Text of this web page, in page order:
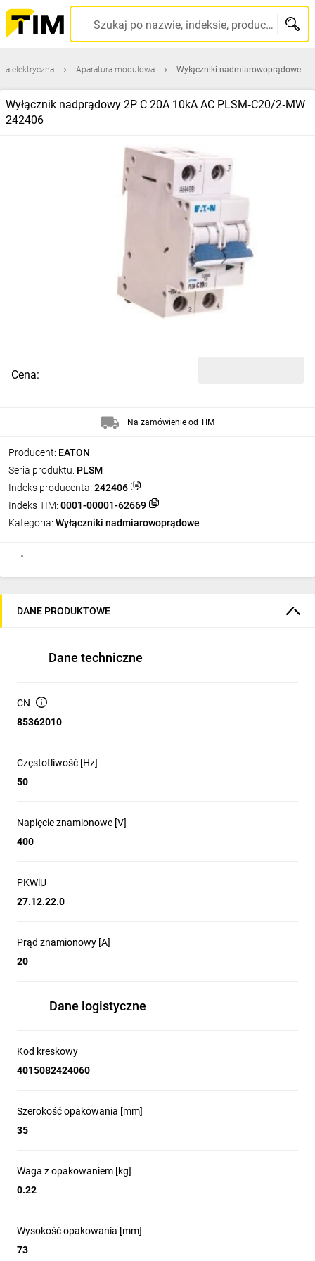
Szukaj po nazwie, indeksie, producencie, kodzie kreskowym...
elektryczna Aparatura modułowa Wyłączniki nadmiarowoprądowe
Wyłącznik nadprądowy 2P C 20A 10kA AC PLSM‑C20/2‑MW
242406
Producent: EATON
Seria produktu: PLSM
Indeks producenta: 242406
Indeks TIM: 0001-00001-62669
Kategoria: Wyłączniki nadmiarowoprądowe
Cena:
Na zamówienie od TIM
DANE PRODUKTOWE
Dane techniczne
CN
85362010
Częstotliwość [Hz]
50
Napięcie znamionowe [V]
400
PKWiU
27.12.22.0
Prąd znamionowy [A]
20
Dane logistyczne
Kod kreskowy
4015082424060
Szerokość opakowania [mm]
35
Waga z opakowaniem [kg]
0.22
Wysokość opakowania [mm]
73